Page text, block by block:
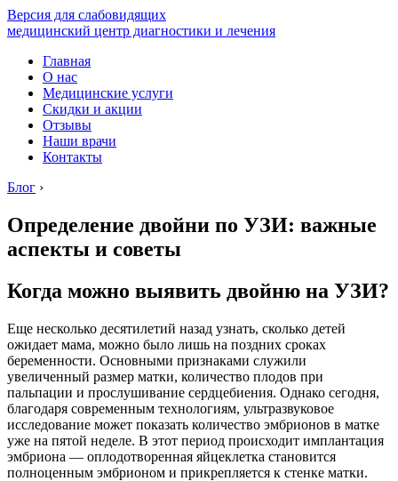
Версия для слабовидящих
медицинский центр диагностики и лечения
Главная
О нас
Медицинские услуги
Скидки и акции
Отзывы
Наши врачи
Контакты
Блог ›
Определение двойни по УЗИ: важные
аспекты и советы
Когда можно выявить двойню на УЗИ?
Еще несколько десятилетий назад узнать, сколько детей
ожидает мама, можно было лишь на поздних сроках
беременности. Основными признаками служили
увеличенный размер матки, количество плодов при
пальпации и прослушивание сердцебиения. Однако сегодня,
благодаря современным технологиям, ультразвуковое
исследование может показать количество эмбрионов в матке
уже на пятой неделе. В этот период происходит имплантация
эмбриона — оплодотворенная яйцеклетка становится
полноценным эмбрионом и прикрепляется к стенке матки.